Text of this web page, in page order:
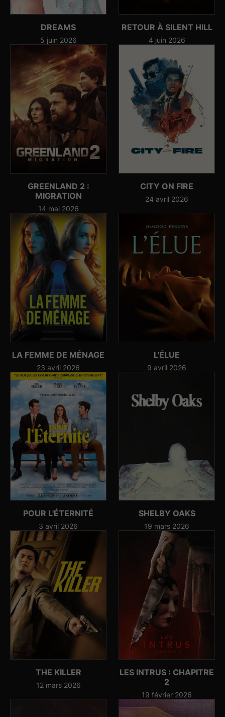
DREAMS
5 juin 2026
RETOUR À SILENT HILL
4 juin 2026
GREENLAND 2 :
MIGRATION
14 mai 2026
CITY ON FIRE
24 avril 2026
LA FEMME DE MÉNAGE
23 avril 2026
L'ÉLUE
9 avril 2026
POUR L'ÉTERNITÉ
3 avril 2026
SHELBY OAKS
19 mars 2026
THE KILLER
12 mars 2026
LES INTRUS : CHAPITRE
2
19 février 2026